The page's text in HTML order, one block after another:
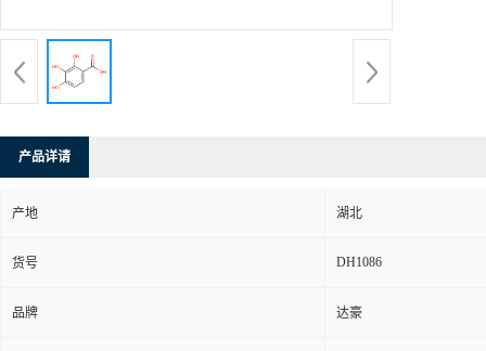
产品详请
产地 湖北
货号 DH1086
品牌 达豪